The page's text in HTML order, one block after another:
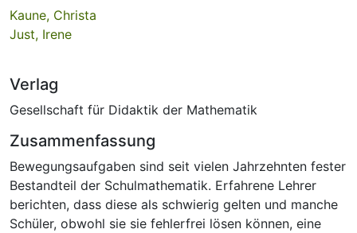
Kaune, Christa
Just, Irene
Verlag
Gesellschaft für Didaktik der Mathematik
Zusammenfassung
Bewegungsaufgaben sind seit vielen Jahrzehnten fester
Bestandteil der Schulmathematik. Erfahrene Lehrer
berichten, dass diese als schwierig gelten und manche
Schüler, obwohl sie sie fehlerfrei lösen können, eine